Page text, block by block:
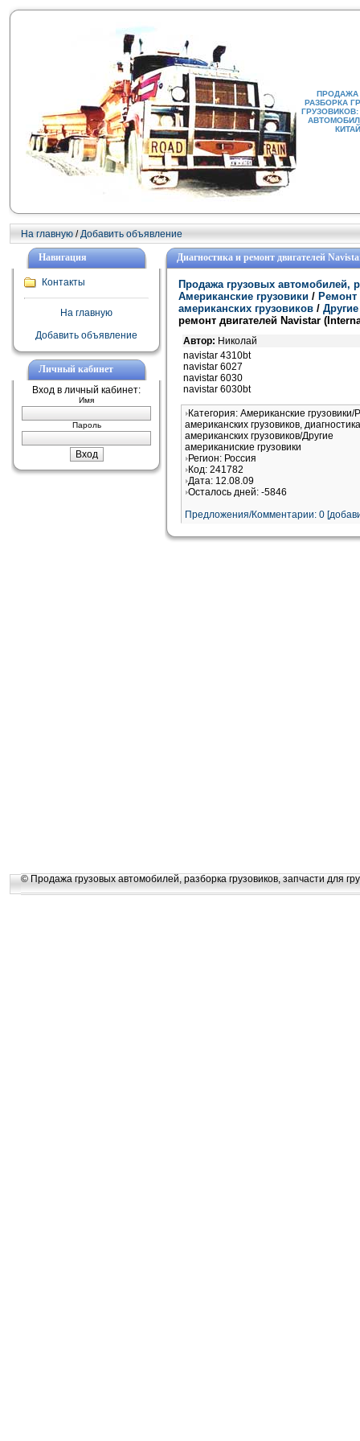
ПРОДАЖА
РАЗБОРКА
На главную /Добавить объявление
Навигация
Контакты
На главную
Добавить объявление
Личный кабинет
Вход в личный кабинет:
Имя
Пароль
Диагностика и ремонт двигателей
Продажа грузовых автомобилей,
Американские грузовики / Ремонт
американских грузовиков /
ремонт двигателей Navistar
Автор: Николай
navistar 4310bt
navistar 6027
navistar 6030
navistar 6030bt
Категория: Американские грузовики/
американских грузовиков, диагностика
американских грузовиков/Другие
американиские грузовики
Регион: Россия
Код: 241782
Дата: 12.08.09
Осталось дней: -5846
Предложения/Комментарии: 0
© Продажа грузовых автомобилей, разборка грузовиков, запчасти для